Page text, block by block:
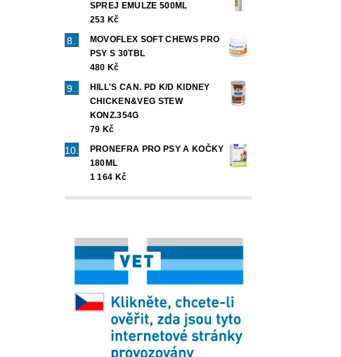
SPREJ EMULZE 500ML
253 Kč
MOVOFLEX SOFT CHEWS PRO
PSY S 30TBL
480 Kč
HILL'S CAN. PD K/D KIDNEY
CHICKEN&VEG STEW
KONZ.354G
79 Kč
PRONEFRA PRO PSY A KOČKY
180ML
1 164 Kč